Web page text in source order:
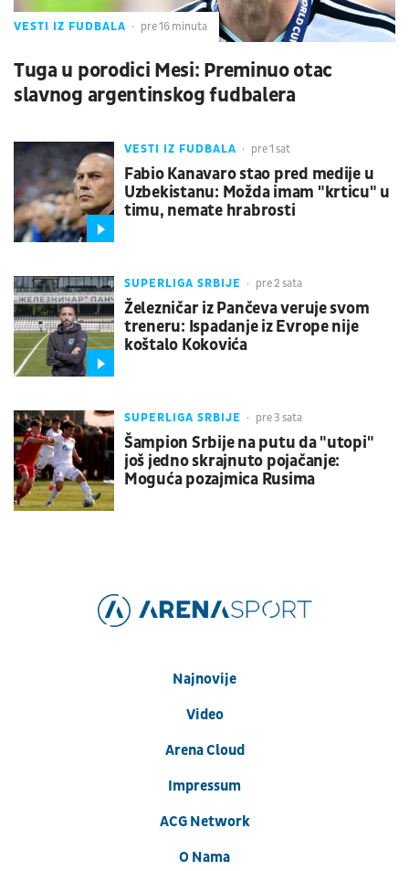
VESTI IZ FUDBALA pre 16 minuta
Tuga u porodici Mesi: Preminuo otac
slavnog argentinskog fudbalera
VESTI IZ FUDBALA pre 1 sat
Fabio Kanavaro stao pred medije u
Uzbekistanu: Možda imam "krticu" u
timu, nemate hrabrosti
SUPERLIGA SRBIJE pre 2 sata
Železničar iz Pančeva veruje svom
treneru: Ispadanje iz Evrope nije
koštalo Kokovića
SUPERLIGA SRBIJE pre 3 sata
Šampion Srbije na putu da "utopi"
još jedno skrajnuto pojačanje:
Moguća pozajmica Rusima
Najnovije
Video
Arena Cloud
Impressum
ACG Network
O Nama